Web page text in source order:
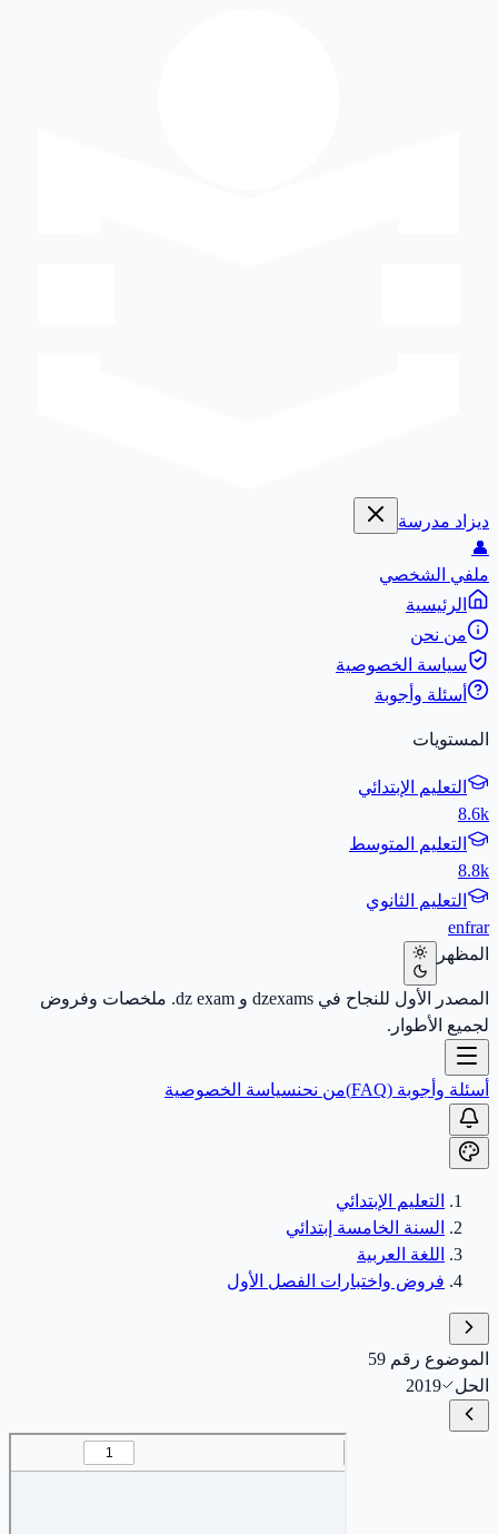
ديزاد مدرسة
👤
ملفي الشخصي
الرئيسية
من نحن
سياسة الخصوصية
أسئلة وأجوبة
المستويات
التعليم الإبتدائي
8.6k
التعليم المتوسط
8.8k
التعليم الثانوي
enfrar
المظهر
المصدر الأول للنجاح في dzexams و dz exam. ملخصات وفروض
لجميع الأطوار.
أسئلة وأجوبة (FAQ) من نحنسياسة الخصوصية
التعليم الإبتدائي
السنة الخامسة إبتدائي
اللغة العربية
فروض واختبارات الفصل الأول
الموضوع رقم 59
الحل
2019